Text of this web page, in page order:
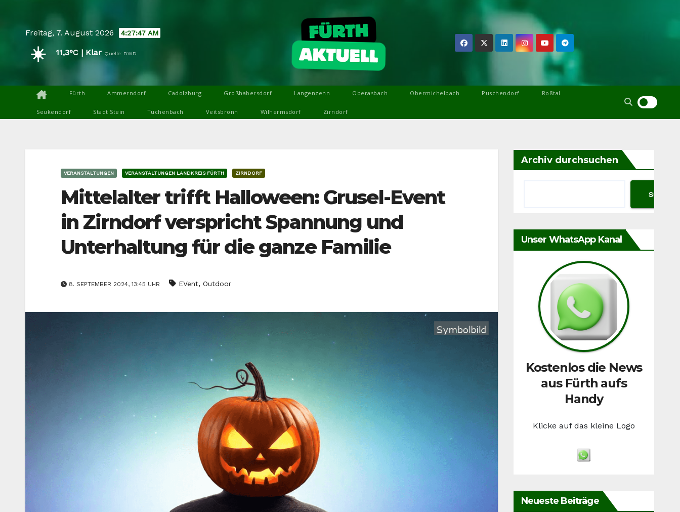
contentFreitag, 7. August 2026 4:27:49 AM
☀️ 11,3°C | Klar Quelle: DWD
Fürth Ammerndorf Cadolzburg Großhabersdorf Langenzenn Oberasbach Obermichelbach Puschendorf Roßtal
Seukendorf Stadt Stein Tuchenbach Veitsbronn Wilhermsdorf Zirndorf
VERANSTALTUNGEN VERANSTALTUNGEN LANDKREIS FÜRTH ZIRNDORF
Mittelalter trifft Halloween: Grusel-Event
in Zirndorf verspricht Spannung und
Unterhaltung für die ganze Familie
8. SEPTEMBER 2024, 13:45 UHR EVent, Outdoor
Archiv durchsuchen
Suchen
Unser WhatsApp Kanal
Kostenlos die News
aus Fürth aufs
Handy
Klicke auf das kleine Logo
Neueste Beiträge